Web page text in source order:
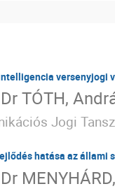
versenyjogi
Dr TÓTH,
Jogi
hatása az állami
Dr